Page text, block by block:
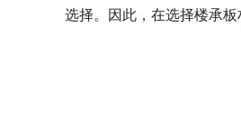
选择。因此，在选择楼承